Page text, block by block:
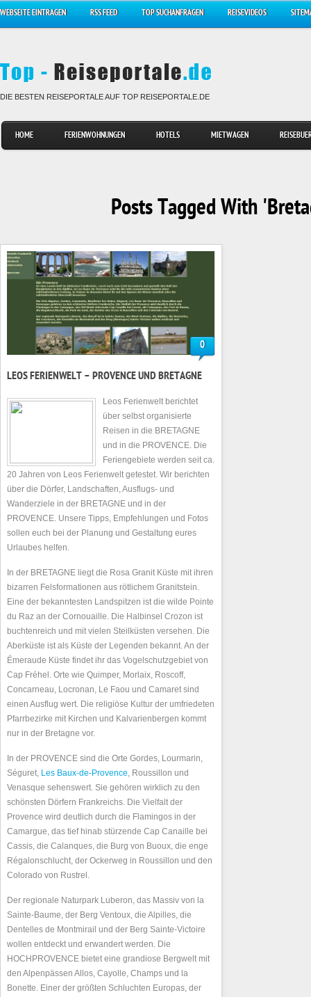
WEBSEITE EINTRAGEN RSS FEED TOP SUCHANFRAGEN REISEVIDEOS
DIE BESTEN REISEPORTALE AUF TOP REISEPORTALE.DE
HOME FERIENWOHNUNGEN HOTELS MIETWAGEN
Posts Tagged With
0
LEOS FERIENWELT – PROVENCE UND BRETAGNE
Leos Ferienwelt berichtet
über selbst organisierte
Reisen in die BRETAGNE
und in die PROVENCE. Die
Feriengebiete werden seit ca.
20 Jahren von Leos Ferienwelt getestet. Wir berichten
über die Dörfer, Landschaften, Ausflugs- und
Wanderziele in der BRETAGNE und in der
PROVENCE. Unsere Tipps, Empfehlungen und Fotos
sollen euch bei der Planung und Gestaltung eures
Urlaubes helfen.
In der BRETAGNE liegt die Rosa Granit Küste mit ihren
bizarren Felsformationen aus rötlichem Granitstein.
Eine der bekanntesten Landspitzen ist die wilde Pointe
du Raz an der Cornouaille. Die Halbinsel Crozon ist
buchtenreich und mit vielen Steilküsten versehen. Die
Aberküste ist als Küste der Legenden bekannt. An der
Émeraude Küste findet ihr das Vogelschutzgebiet von
Cap Fréhel. Orte wie Quimper, Morlaix, Roscoff,
Concarneau, Locronan, Le Faou und Camaret sind
einen Ausflug wert. Die religiöse Kultur der umfriedeten
Pfarrbezirke mit Kirchen und Kalvarienbergen kommt
nur in der Bretagne vor.
In der PROVENCE sind die Orte Gordes, Lourmarin,
Séguret, Les Baux-de-Provence, Roussillon und
Venasque sehenswert. Sie gehören wirklich zu den
schönsten Dörfern Frankreichs. Die Vielfalt der
Provence wird deutlich durch die Flamingos in der
Camargue, das tief hinab stürzende Cap Canaille bei
Cassis, die Calanques, die Burg von Buoux, die enge
Régalonschlucht, der Ockerweg in Roussillon und den
Colorado von Rustrel.
Der regionale Naturpark Luberon, das Massiv von la
Sainte-Baume, der Berg Ventoux, die Alpilles, die
Dentelles de Montmirail und der Berg Sainte-Victoire
wollen entdeckt und erwandert werden. Die
HOCHPROVENCE bietet eine grandiose Bergwelt mit
den Alpenpässen Allos, Cayolle, Champs und la
Bonette. Einer der größten Schluchten Europas, der